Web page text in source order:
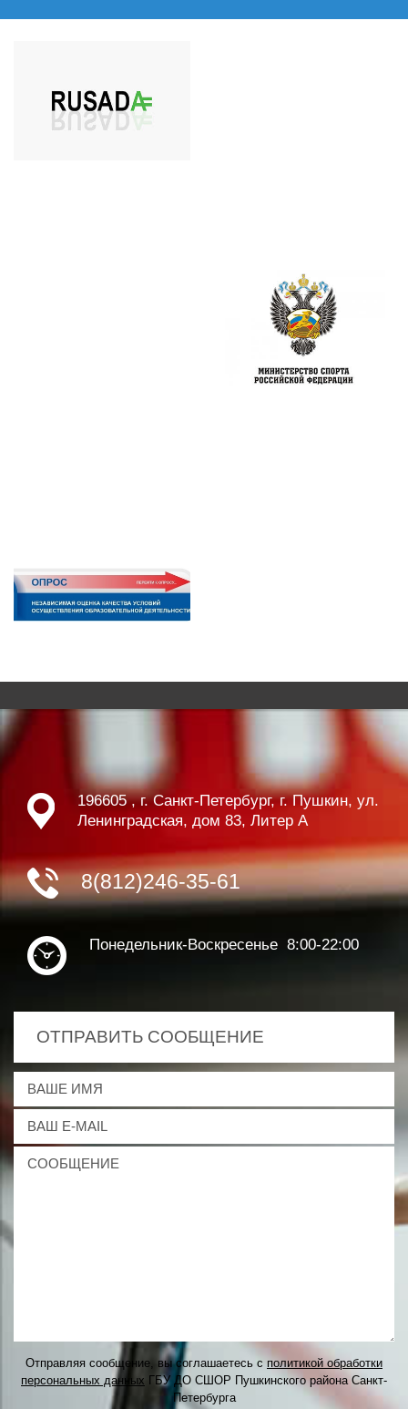
196605 , г. Санкт-Петербург, г. Пушкин, ул.
Ленинградская, дом 83, Литер А
8(812)246-35-61
Понедельник-Воскресенье 8:00-22:00
ОТПРАВИТЬ СООБЩЕНИЕ
Отправляя сообщение, вы соглашаетесь с политикой обработки
персональных данных ГБУ ДО СШОР Пушкинского района Санкт-
Петербурга